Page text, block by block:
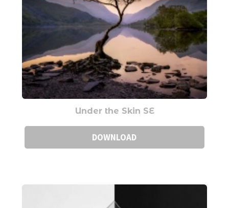
Under the Skin SE
DOWNLOAD